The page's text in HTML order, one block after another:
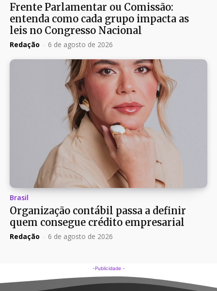
Frente Parlamentar ou Comissão:
entenda como cada grupo impacta as
leis no Congresso Nacional
Redação - 6 de agosto de 2026
Brasil
Organização contábil passa a definir
quem consegue crédito empresarial
Redação - 6 de agosto de 2026
-Publicidade -